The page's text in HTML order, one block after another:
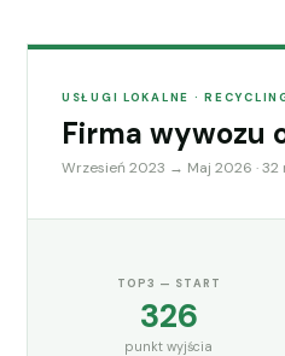
USŁUGI LOKALNE ·
Firma wywozu
Wrzesień 2023 → Maj 2026 · 32
TOP3 — START
326
punkt wyjścia